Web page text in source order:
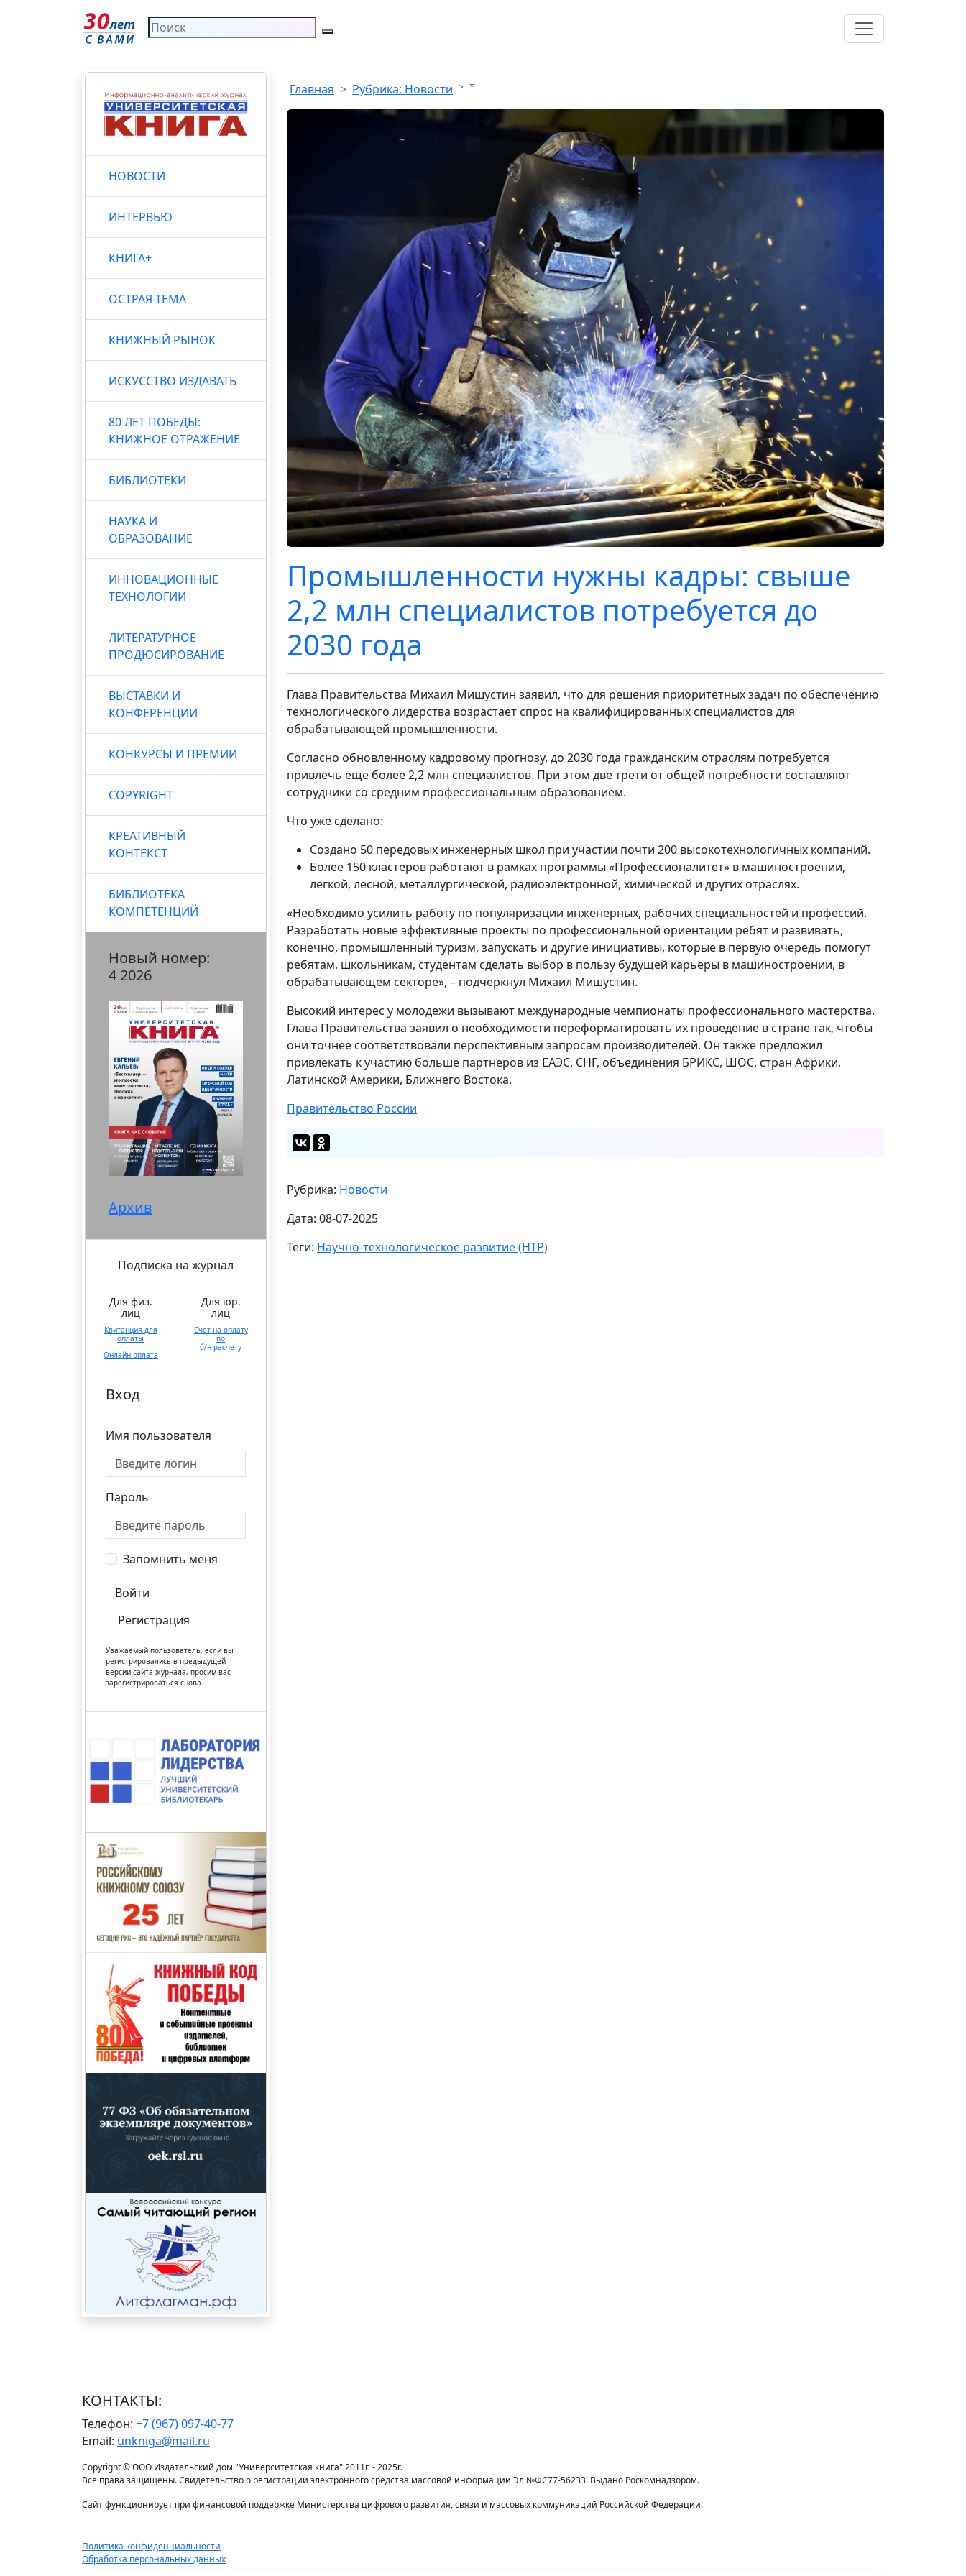
НОВОСТИ
ИНТЕРВЬЮ
КНИГА+
ОСТРАЯ ТЕМА
КНИЖНЫЙ РЫНОК
ИСКУССТВО ИЗДАВАТЬ
80 ЛЕТ ПОБЕДЫ:
КНИЖНОЕ ОТРАЖЕНИЕ
БИБЛИОТЕКИ
НАУКА И
ОБРАЗОВАНИЕ
ИННОВАЦИОННЫЕ
ТЕХНОЛОГИИ
ЛИТЕРАТУРНОЕ
ПРОДЮСИРОВАНИЕ
ВЫСТАВКИ И
КОНФЕРЕНЦИИ
КОНКУРСЫ И ПРЕМИИ
COPYRIGHT
КРЕАТИВНЫЙ
КОНТЕКСТ
БИБЛИОТЕКА
КОМПЕТЕНЦИЙ
Новый номер:
4 2026
Архив
Подписка на журнал
Для физ.
лиц
Квитанция для
оплаты
Онлайн оплата
Для юр.
лиц
Счет на оплату
по
б/н расчету
Вход
Имя пользователя
Пароль
Запомнить меня
Войти
Регистрация
Уважаемый пользователь, если вы
регистрировались в предыдущей
версии сайта журнала, просим вас
зарегистрироваться снова.
Главная Рубрика: Новости *
Промышленности нужны кадры: свыше
2,2 млн специалистов потребуется до
2030 года
Глава Правительства Михаил Мишустин заявил, что для решения приоритетных задач по обеспечению
технологического лидерства возрастает спрос на квалифицированных специалистов для
обрабатывающей промышленности.
Согласно обновленному кадровому прогнозу, до 2030 года гражданским отраслям потребуется
привлечь еще более 2,2 млн специалистов. При этом две трети от общей потребности составляют
сотрудники со средним профессиональным образованием.
Что уже сделано:
Создано 50 передовых инженерных школ при участии почти 200 высокотехнологичных компаний.
Более 150 кластеров работают в рамках программы «Профессионалитет» в машиностроении,
легкой, лесной, металлургической, радиоэлектронной, химической и других отраслях.
«Необходимо усилить работу по популяризации инженерных, рабочих специальностей и профессий.
Разработать новые эффективные проекты по профессиональной ориентации ребят и развивать,
конечно, промышленный туризм, запускать и другие инициативы, которые в первую очередь помогут
ребятам, школьникам, студентам сделать выбор в пользу будущей карьеры в машиностроении, в
обрабатывающем секторе», – подчеркнул Михаил Мишустин.
Высокий интерес у молодежи вызывают международные чемпионаты профессионального мастерства.
Глава Правительства заявил о необходимости переформатировать их проведение в стране так, чтобы
они точнее соответствовали перспективным запросам производителей. Он также предложил
привлекать к участию больше партнеров из ЕАЭС, СНГ, объединения БРИКС, ШОС, стран Африки,
Латинской Америки, Ближнего Востока.
Правительство России
Рубрика: Новости
Дата: 08-07-2025
Теги: Научно-технологическое развитие (НТР)
КОНТАКТЫ:
Телефон: +7 (967) 097-40-77
Email: unkniga@mail.ru
Copyright © ООО Издательский дом "Университетская книга" 2011г. - 2025г.
Все права защищены. Свидетельство о регистрации электронного средства массовой информации Эл №ФС77-56233. Выдано Роскомнадзором.
Сайт функционирует при финансовой поддержке Министерства цифрового развития, связи и массовых коммуникаций Российской Федерации.
Политика конфиденциальности
Обработка персональных данных